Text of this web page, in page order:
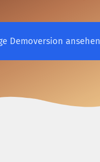
Demoversion ansehen